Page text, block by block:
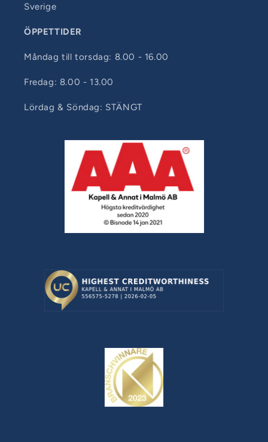
Sverige
ÖPPETTIDER
Måndag till torsdag: 8.00 - 16.00
Fredag: 8.00 - 13.00
Lördag & Söndag: STÄNGT